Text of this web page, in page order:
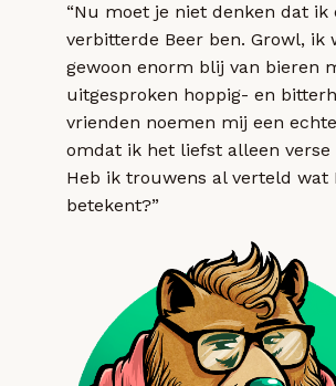
“Nu moet je niet denken dat ik
verbitterde Beer ben. Growl, ik
gewoon enorm blij van bieren
uitgesproken hoppig- en
vrienden noemen mij een
omdat ik het liefst alleen verse
Heb ik trouwens al verteld wat
betekent?”